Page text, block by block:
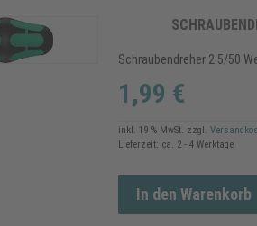
Schraubendreher 2.5/50
1,99 €
inkl. 19 % MwSt. zzgl.
Lieferzeit: ca. 2 - 4 Werktage
In den Warenkorb